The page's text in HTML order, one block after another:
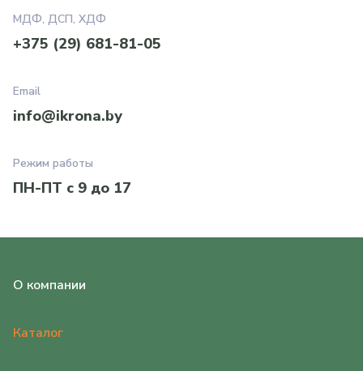
МДФ, ДСП, ХДФ
+375 (29) 681-81-05
Email
info@ikrona.by
Режим работы
ПН-ПТ с 9 до 17
О компании
Каталог